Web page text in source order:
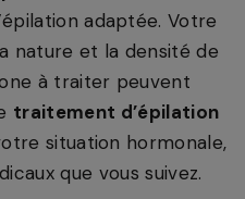
adaptée. Votre
nature et la densité de
à traiter peuvent
traitement d’épilation
situation hormonale,
que vous suivez.